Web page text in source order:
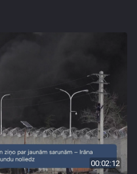
00:02:12